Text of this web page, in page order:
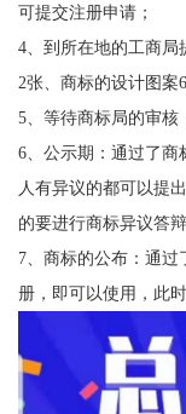
可提交注册申请；
4、到所在地的工商局
2张、商标的设计图案
5、等待商标局的审核
6、公示期：通过了商
人有异议的都可以提
的要进行商标异议答
7、商标的公布：通
册，即可以使用，此